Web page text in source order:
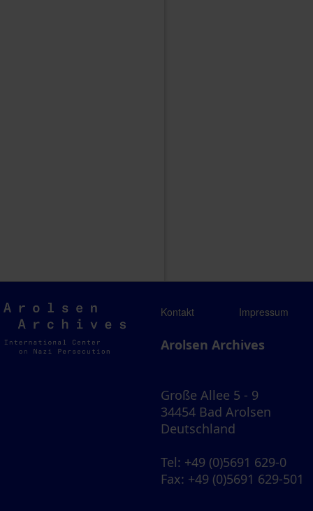
Arolsen
Archives
Kontakt Impressum
Arolsen Archives
Große Allee 5 - 9
34454 Bad Arolsen
Deutschland
Tel: +49 (0)5691 629-0
Fax: +49 (0)5691 629-501